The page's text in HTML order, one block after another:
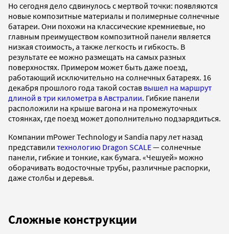
Но сегодня дело сдвинулось с мертвой точки: появляются
новые композитные материалы и полимерные солнечные
батареи. Они похожи на классические кремниевые, но
главным преимуществом композитной панели является
низкая стоимость, а также легкость и гибкость. В
результате ее можно размещать на самых разных
поверхностях. Примером может быть даже поезд,
работающий исключительно на солнечных батареях. 16
декабря прошлого года такой состав вышел на маршрут
длиной в три километра в Австралии. Гибкие панели
расположили на крыше вагона и на промежуточных
стоянках, где поезд может дополнительно подзарядиться.
Компании mPower Technology и Sandia пару лет назад
представили технологию Dragon SCALE— солнечные
панели, гибкие и тонкие, как бумага. «Чешуей» можно
оборачивать водосточные трубы, различные распорки,
даже столбы и деревья.
Сложные конструкции